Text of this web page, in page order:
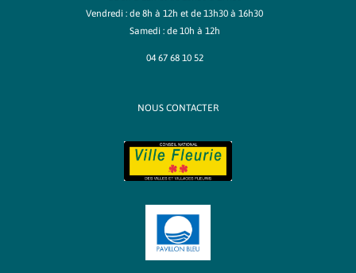
Vendredi : de 8h à 12h et de 13h30 à 16h30
Samedi : de 10h à 12h
04 67 68 10 52
NOUS CONTACTER